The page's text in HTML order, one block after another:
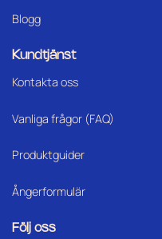
Blogg
Kundtjänst
Kontakta oss
Vanliga frågor (FAQ)
Produktguider
Ångerformulär
Följ oss